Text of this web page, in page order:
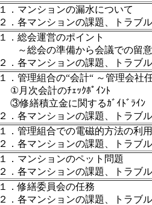
１．マンションの漏水について
２．各マンションの課題、トラブ
１．総会運営のポイント
～総会の準備から会議での留意
２．各マンションの課題、トラブ
１．管理組合の“会計“ ～管理会社
①月次会計のﾁｪｯｸﾎﾟｲﾝﾄ ②
③修繕積立金に関するｶﾞｲﾄﾞﾗｲ
２．各マンションの課題、トラブ
１．管理組合での電磁的方法の利
２．各マンションの課題、トラブ
１．マンションのペット問題
２．各マンションの課題、トラブ
１．修繕委員会の任務
２．各マンションの課題、トラブ